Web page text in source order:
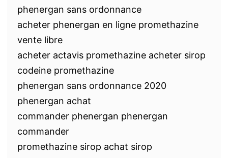
phenergan sans ordonnance
acheter phenergan en ligne promethazine
vente libre
acheter actavis promethazine acheter sirop
codeine promethazine
phenergan sans ordonnance 2020
phenergan achat
commander phenergan phenergan
commander
promethazine sirop achat sirop